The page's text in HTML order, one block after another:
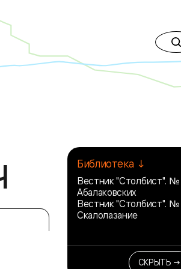
Библиотека ↓
Вестник "Столбист". №
Абалаковских
Вестник "Столбист". №
Скалолазание
СКРЫТЬ →